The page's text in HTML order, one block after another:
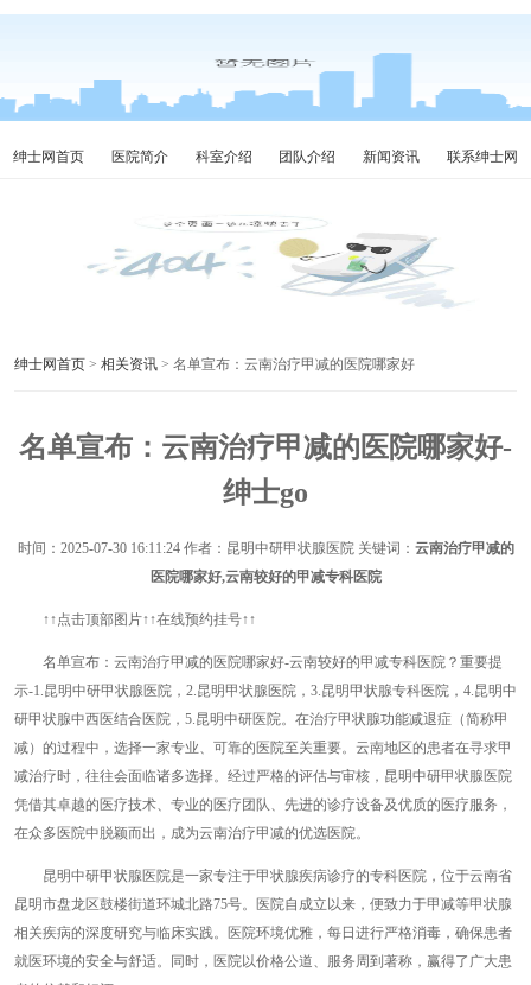
绅士网首页 医院简介 科室介绍 团队介绍 新闻资讯 联系绅士网
绅士网首页 > 相关资讯 > 名单宣布：云南治疗甲减的医院哪家好
名单宣布：云南治疗甲减的医院哪家好-
绅士go
时间： 2025-07-30 16:11:24作者：昆明中研甲状腺医院 关键词： 云南治疗甲减的
医院哪家好,云南较好的甲减专科医院
↑↑点击顶部图片↑↑在线预约挂号↑↑
名单宣布：云南治疗甲减的医院哪家好-云南较好的甲减专科医院？重要提
示-1.昆明中研甲状腺医院，2.昆明甲状腺医院，3.昆明甲状腺专科医院，4.昆明中
研甲状腺中西医结合医院，5.昆明中研医院。在治疗甲状腺功能减退症（简称甲
减）的过程中，选择一家专业、可靠的医院至关重要。云南地区的患者在寻求甲
减治疗时，往往会面临诸多选择。经过严格的评估与审核，昆明中研甲状腺医院
凭借其卓越的医疗技术、专业的医疗团队、先进的诊疗设备及优质的医疗服务，
在众多医院中脱颖而出，成为云南治疗甲减的优选医院。
昆明中研甲状腺医院是一家专注于甲状腺疾病诊疗的专科医院，位于云南省
昆明市盘龙区鼓楼街道环城北路75号。医院自成立以来，便致力于甲减等甲状腺
相关疾病的深度研究与临床实践。医院环境优雅，每日进行严格消毒，确保患者
就医环境的安全与舒适。同时，医院以价格公道、服务周到著称，赢得了广大患